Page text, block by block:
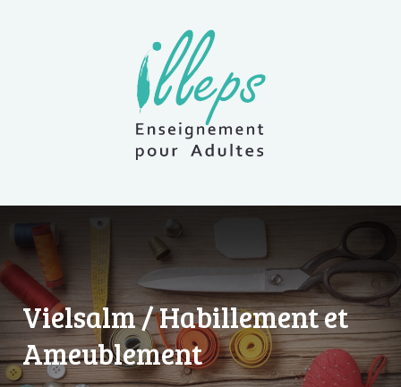
Vielsalm / Habillement et
Ameublement